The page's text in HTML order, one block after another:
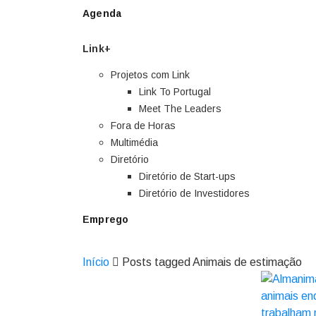
Agenda
Link+
Projetos com Link
Link To Portugal
Meet The Leaders
Fora de Horas
Multimédia
Diretório
Diretório de Start-ups
Diretório de Investidores
Emprego
Início Posts tagged Animais de estimação